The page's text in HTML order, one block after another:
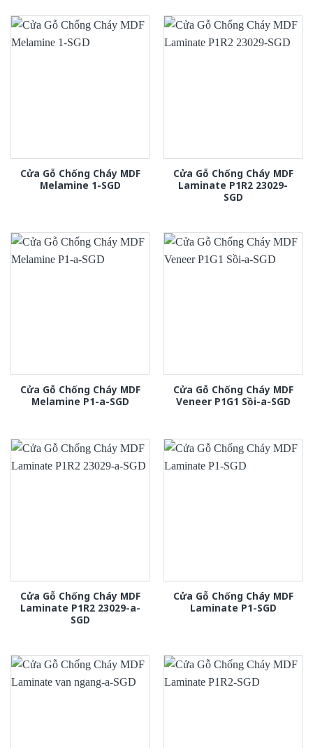
Cửa Gỗ Chống Cháy MDF
Melamine 1-SGD
Cửa Gỗ Chống Cháy MDF
Laminate P1R2 23029-
SGD
Cửa Gỗ Chống Cháy MDF
Melamine P1-a-SGD
Cửa Gỗ Chống Cháy MDF
Veneer P1G1 Sồi-a-SGD
Cửa Gỗ Chống Cháy MDF
Laminate P1R2 23029-a-
SGD
Cửa Gỗ Chống Cháy MDF
Laminate P1-SGD